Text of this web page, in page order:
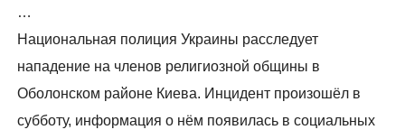
…
Национальная полиция Украины расследует
нападение на членов религиозной общины в
Оболонском районе Киева. Инцидент произошёл в
субботу, информация о нём появилась в социальных